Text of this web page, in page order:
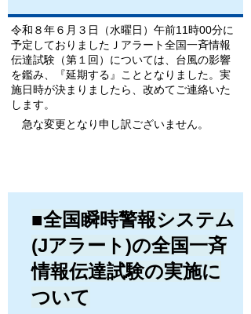
令和８年６月３日（水曜日）午前11時00分に
予定しておりましたＪアラート全国一斉情報
伝達試験（第１回）については、台風の影響
を鑑み、『延期する』こととなりました。実
施日時が決まりましたら、改めてご連絡いた
します。
急な変更となり申し訳ございません。
■全国瞬時警報システム
(Jアラート)の全国一斉
情報伝達試験の実施に
ついて